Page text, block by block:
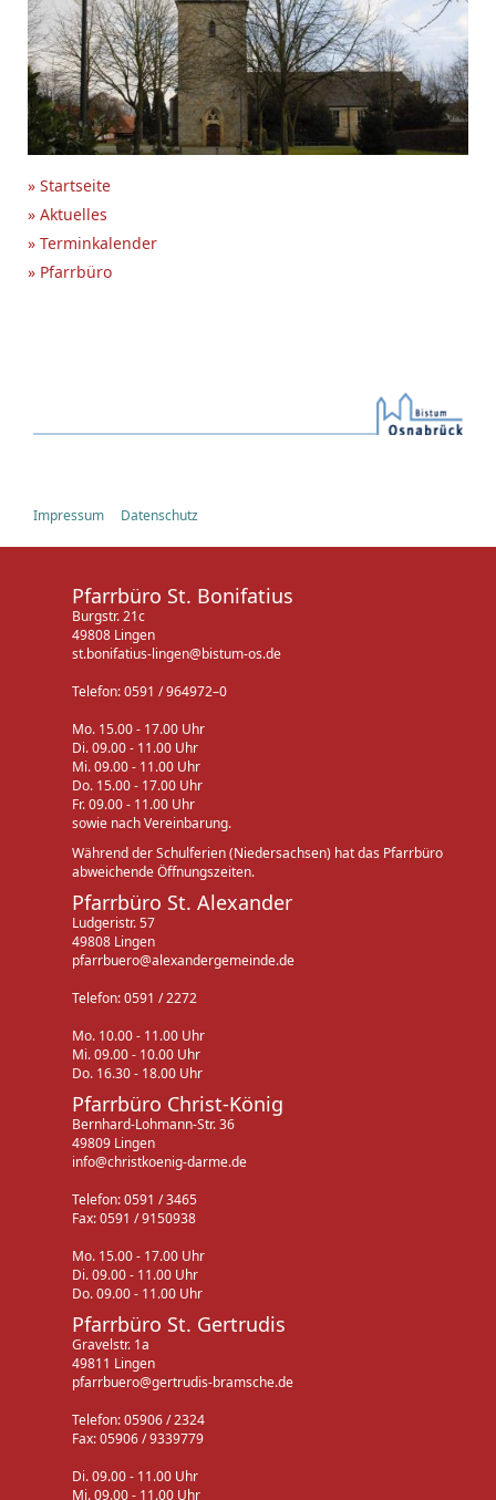
» Startseite
» Aktuelles
» Terminkalender
» Pfarrbüro
Impressum Datenschutz
Pfarrbüro St. Bonifatius
Burgstr. 21c
49808 Lingen
st.bonifatius-lingen@bistum-os.de
Telefon: 0591 / 964972–0
Mo. 15.00 - 17.00 Uhr
Di. 09.00 - 11.00 Uhr
Mi. 09.00 - 11.00 Uhr
Do. 15.00 - 17.00 Uhr
Fr. 09.00 - 11.00 Uhr
sowie nach Vereinbarung.
Während der Schulferien (Niedersachsen) hat das Pfarrbüro
abweichende Öffnungszeiten.
Pfarrbüro St. Alexander
Ludgeristr. 57
49808 Lingen
pfarrbuero@alexandergemeinde.de
Telefon: 0591 / 2272
Mo. 10.00 - 11.00 Uhr
Mi. 09.00 - 10.00 Uhr
Do. 16.30 - 18.00 Uhr
Pfarrbüro Christ-König
Bernhard-Lohmann-Str. 36
49809 Lingen
info@christkoenig-darme.de
Telefon: 0591 / 3465
Fax: 0591 / 9150938
Mo. 15.00 - 17.00 Uhr
Di. 09.00 - 11.00 Uhr
Do. 09.00 - 11.00 Uhr
Pfarrbüro St. Gertrudis
Gravelstr. 1a
49811 Lingen
pfarrbuero@gertrudis-bramsche.de
Telefon: 05906 / 2324
Fax: 05906 / 9339779
Di. 09.00 - 11.00 Uhr
Mi. 09.00 - 11.00 Uhr